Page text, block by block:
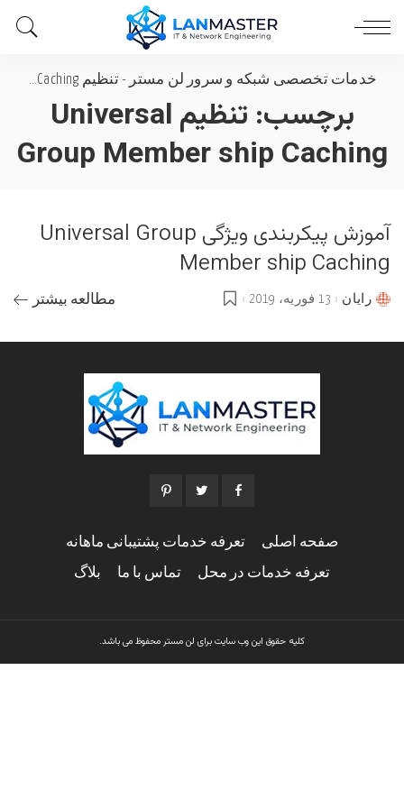
خدمات تخصصی شبکه و سرور لن مستر -تنظیم Universal Group Member ship Caching
برچسب:
تنظیم Universal
Group Member ship Caching
آموزش پیکربندی ویژگی Universal Group
Member ship Caching
Postedرایان 13 فوریه، 2019 مطالعه بیشتر
صفحه اصلی تعرفه خدمات پشتیبانی ماهانه
تعرفه خدمات در محل تماس با ما بلاگ
کلیه حقوق این وب سایت برای لن مستر محفوظ می باشد.